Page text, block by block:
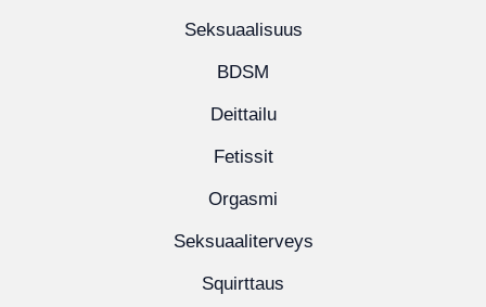
Seksuaalisuus
BDSM
Deittailu
Fetissit
Orgasmi
Seksuaaliterveys
Squirttaus